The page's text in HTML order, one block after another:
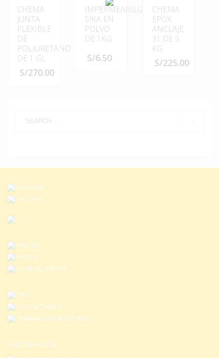
CHEMA
JUNTA
FLEXIBLE
DE
POLIURETANO
DE 1 GL
S/270.00
IMPERMEABILIZANTE
SIKA EN
POLVO
DE 1KG
S/6.50
CHEMA
EPOX
ANCLAJE
31 DE 5
KG
S/225.00
HISTORIA
VALORES
MISIÓN
VISIÓN
CLUB DEL PINTOR
TIPS
CONTÁCTANOS
TRABAJA CON NOSOTROS
INFORMACIÓN